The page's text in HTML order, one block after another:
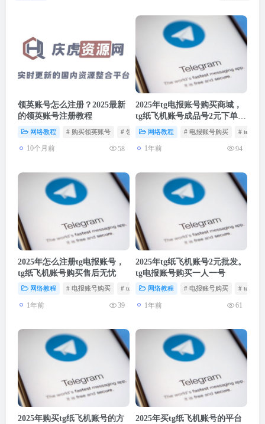
领英账号怎么注册？2025最新
的领英账号注册教程
网络教程 # 购买领英账号 # 领英账号注册 # 领英账号
10个月前 58
2025年tg电报账号购买商城，
tg纸飞机账号成品号2元下单自
动发货网络教程 # 电报账号购买 #
1年前 94
2025年怎么注册tg电报账号，
tg纸飞机账号购买售后无忧
网络教程 # 电报账号购买 # telegram账号 # 纸飞机账号购买
1年前 39
2025年tg纸飞机账号2元批发。
tg电报账号购买一人一号
网络教程 # 电报账号购买 #
1年前 61
2025年购买tg纸飞机账号的方
2025年买tg纸飞机账号的平台